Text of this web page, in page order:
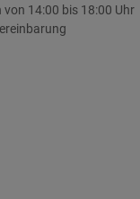
14:00 bis 18:00 Uhr